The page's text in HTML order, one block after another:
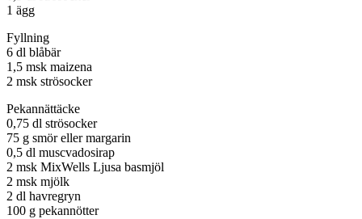
1 ägg
Fyllning
6 dl blåbär
1,5 msk maizena
2 msk strösocker
Pekannättäcke
0,75 dl strösocker
75 g smör eller margarin
0,5 dl muscvadosirap
2 msk MixWells Ljusa basmjöl
2 msk mjölk
2 dl havregryn
100 g pekannötter